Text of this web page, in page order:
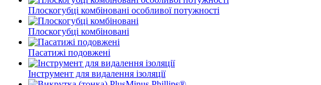
Плоскогубці комбіновані особливої ​​потужності
Плоскогубці комбіновані
Пасатижі подовжені
Інструмент для видалення ізоляції